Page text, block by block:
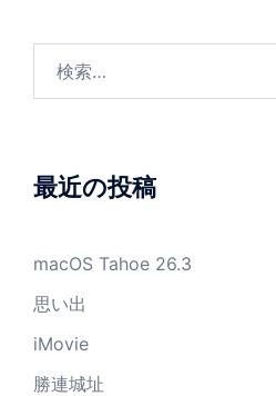
最近の投稿
macOS Tahoe 26.3
思い出
iMovie
勝連城址